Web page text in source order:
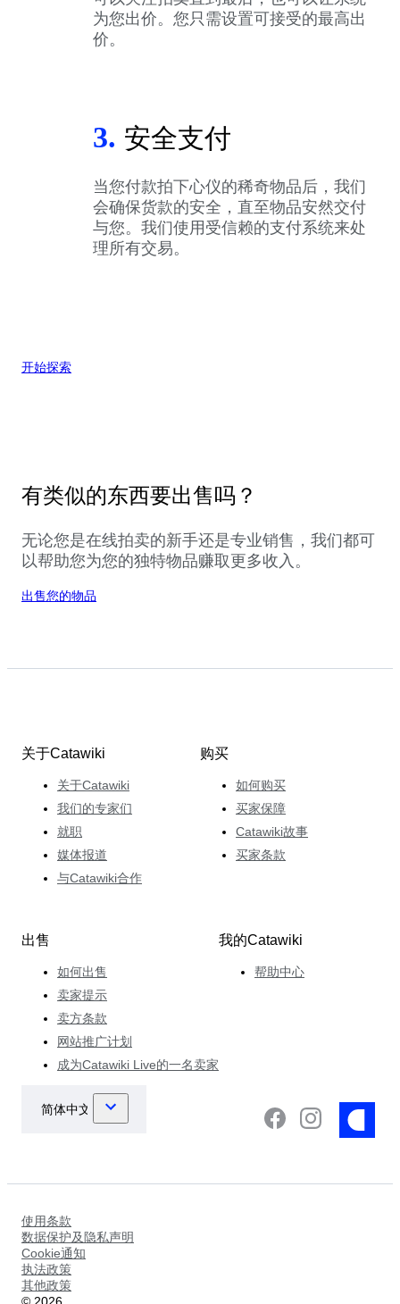
为您出价。您只需设置可接受的最高出
价。
3. 安全支付
当您付款拍下心仪的稀奇物品后，我们
会确保货款的安全，直至物品安然交付
与您。我们使用受信赖的支付系统来处
理所有交易。
开始探索
有类似的东西要出售吗？
无论您是在线拍卖的新手还是专业销售，我们都可
以帮助您为您的独特物品赚取更多收入。
出售您的物品
关于Catawiki
关于Catawiki
我们的专家们
就职
媒体报道
与Catawiki合作
购买
如何购买
买家保障
Catawiki故事
买家条款
出售
如何出售
卖家提示
卖方条款
网站推广计划
成为Catawiki Live的一名卖家
我的Catawiki
帮助中心
使用条款
数据保护及隐私声明
Cookie通知
执法政策
其他政策